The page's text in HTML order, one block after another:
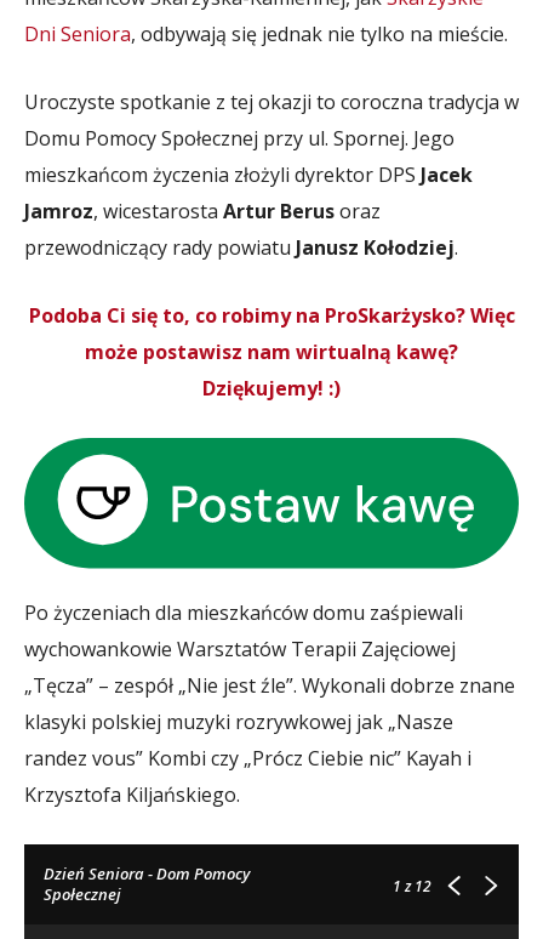
Dni Seniora, odbywają się jednak nie tylko na mieście.
Uroczyste spotkanie z tej okazji to coroczna tradycja w
Domu Pomocy Społecznej przy ul. Spornej. Jego
mieszkańcom życzenia złożyli dyrektor DPS Jacek
Jamroz, wicestarosta Artur Berusoraz
przewodniczący rady powiatu Janusz Kołodziej.
Podoba Ci się to, co robimy na ProSkarżysko? Więc
może postawisz nam wirtualną kawę?
Dziękujemy! :)
Po życzeniach dla mieszkańców domu zaśpiewali
wychowankowie Warsztatów Terapii Zajęciowej
„Tęcza” – zespół „Nie jest źle”. Wykonali dobrze znane
klasyki polskiej muzyki rozrywkowej jak „Nasze
randez vous” Kombi czy „Prócz Ciebie nic” Kayah i
Krzysztofa Kiljańskiego.
Dzień Seniora - Dom Pomocy
Społecznej
1z 12